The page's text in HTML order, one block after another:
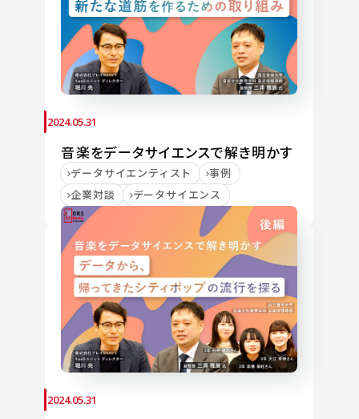
2024.05.31
音楽をデータサイエンスで解き明かす
データサイエンティスト
事例
企業対談
データサイエンス
2024.05.31